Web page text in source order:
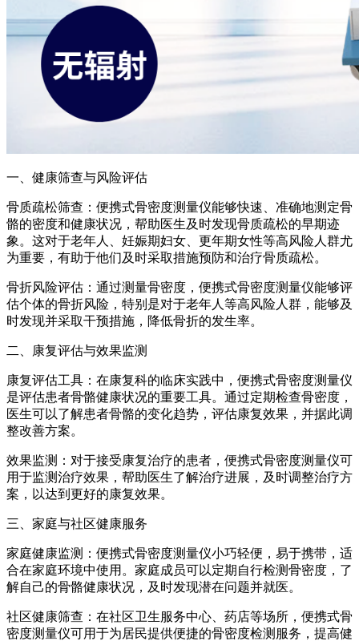
一、健康筛查与风险评估
骨质疏松筛查：便携式骨密度测量仪能够快速、准确地测定骨
骼的密度和健康状况，帮助医生及时发现骨质疏松的早期迹
象。这对于老年人、妊娠期妇女、更年期女性等高风险人群尤
为重要，有助于他们及时采取措施预防和治疗骨质疏松。
骨折风险评估：通过测量骨密度，便携式骨密度测量仪能够评
估个体的骨折风险，特别是对于老年人等高风险人群，能够及
时发现并采取干预措施，降低骨折的发生率。
二、康复评估与效果监测
康复评估工具：在康复科的临床实践中，便携式骨密度测量仪
是评估患者骨骼健康状况的重要工具。通过定期检查骨密度，
医生可以了解患者骨骼的变化趋势，评估康复效果，并据此调
整改善方案。
效果监测：对于接受康复治疗的患者，便携式骨密度测量仪可
用于监测治疗效果，帮助医生了解治疗进展，及时调整治疗方
案，以达到更好的康复效果。
三、家庭与社区健康服务
家庭健康监测：便携式骨密度测量仪小巧轻便，易于携带，适
合在家庭环境中使用。家庭成员可以定期自行检测骨密度，了
解自己的骨骼健康状况，及时发现潜在问题并就医。
社区健康筛查：在社区卫生服务中心、药店等场所，便携式骨
密度测量仪可用于为居民提供便捷的骨密度检测服务，提高健